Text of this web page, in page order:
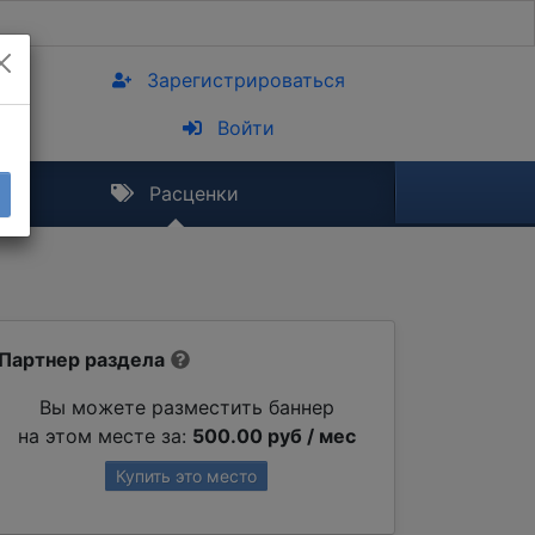
Зарегистрироваться
Войти
Расценки
Партнер раздела
Вы можете разместить баннер
на этом месте за: 500.00 руб / мес
Купить это место